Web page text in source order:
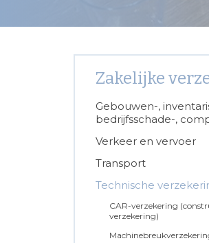
Zakelijke
Gebouwen-,
bedrijfsschade-,
Verkeer en vervoer
Transport
Technische
CAR-verzekering
verzekering)